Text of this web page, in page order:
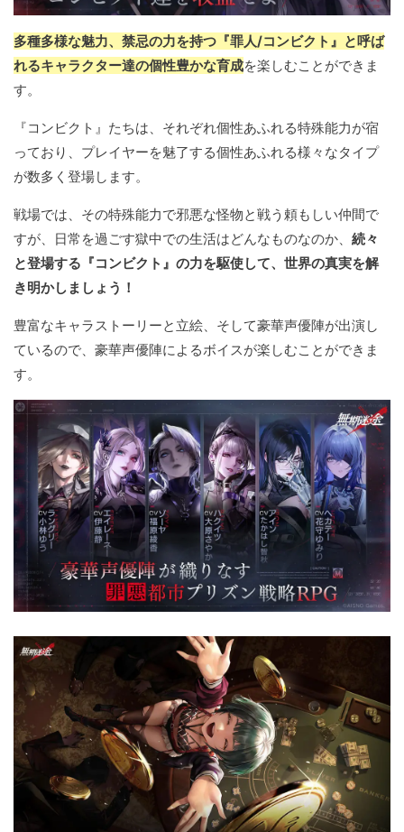
多種多様な魅力、禁忌の力を持つ『罪人/コンビクト』と呼ば
れるキャラクター達の個性豊かな育成を楽しむことができま
す。
『コンビクト』たちは、それぞれ個性あふれる特殊能力が宿
っており、プレイヤーを魅了する個性あふれる様々なタイプ
が数多く登場します。
戦場では、その特殊能力で邪悪な怪物と戦う頼もしい仲間で
すが、日常を過ごす獄中での生活はどんなものなのか、 続々
と登場する『コンビクト』の力を駆使して、世界の真実を解
き明かしましょう！
豊富なキャラストーリーと立絵、そして豪華声優陣が出演し
ているので、豪華声優陣によるボイスが楽しむことができま
す。